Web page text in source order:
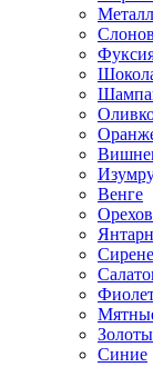
Венге
Синие